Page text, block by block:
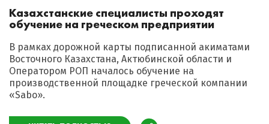
Казахстанские специалисты проходят
обучение на греческом предприятии
В рамках дорожной карты подписанной акиматами
Восточного Казахстана, Актюбинской области и
Оператором РОП началось обучение на
производственной площадке греческой компании
«Sabo».